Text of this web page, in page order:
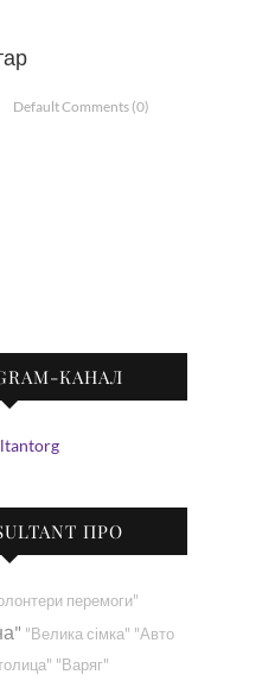
Default Comments (0)
КАНАЛ
ПРО
перемоги"
"Велика сімка" "Авто
"Варяг"